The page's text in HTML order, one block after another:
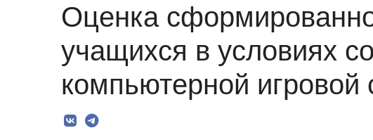
Оценка
учащихся в условиях
компьютерной игровой